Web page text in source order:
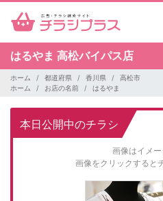
はるやま 高松バイパス店
ホーム 都道府県 香川県
高松市
ホーム
お店の名前 はるやま
本日公開中のチラシ
画像はイメー
画像をクリックすると